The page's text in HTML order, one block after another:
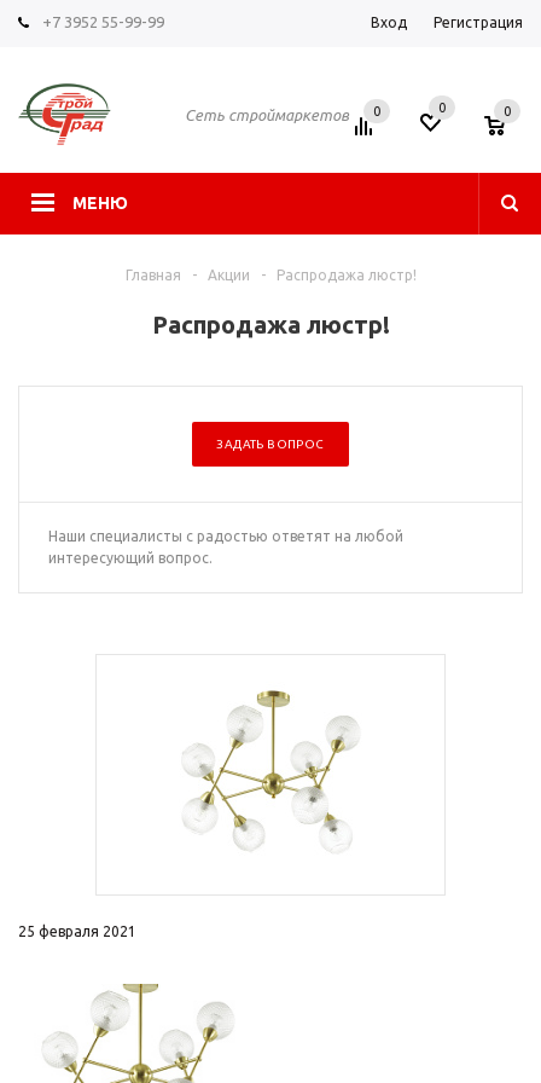
+7 3952 55-99-99 Вход Регистрация
Сеть строймаркетов
МЕНЮ
0 0 0
Главная - Акции - Распродажа люстр!
Распродажа люстр!
ЗАДАТЬ ВОПРОС
Наши специалисты с радостью ответят на любой
интересующий вопрос.
25 февраля 2021